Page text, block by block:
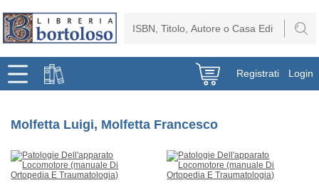
Registrati Login
Molfetta Luigi, Molfetta Francesco